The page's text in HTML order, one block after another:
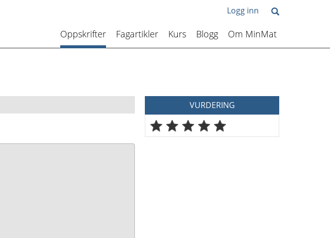
Logg inn
Oppskrifter Fagartikler Kurs Blogg Om MinMat
VURDERING